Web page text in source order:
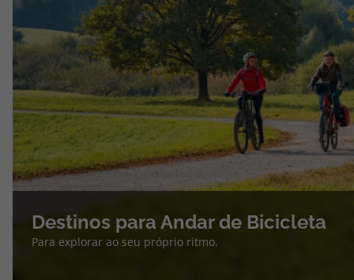
Destinos para Andar de Bicicleta
Para explorar ao seu próprio ritmo.